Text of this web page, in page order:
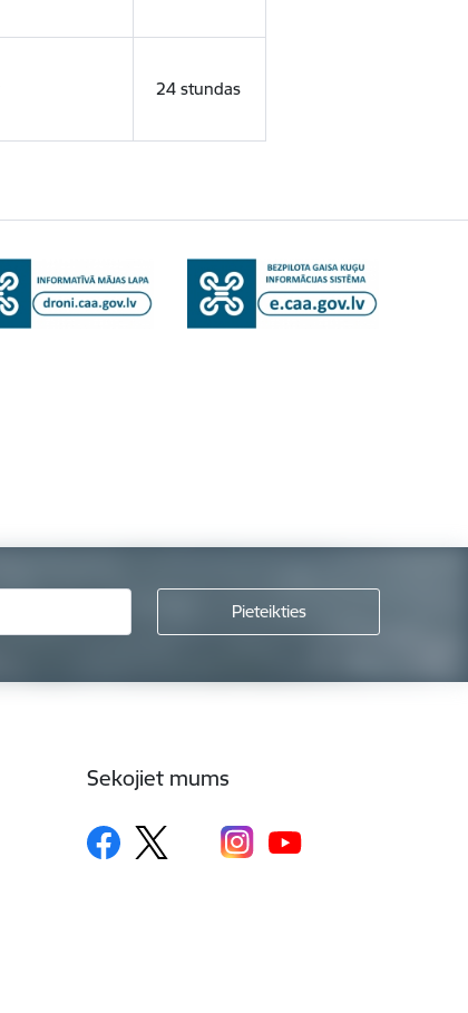
24 stundas
Sekojiet mums